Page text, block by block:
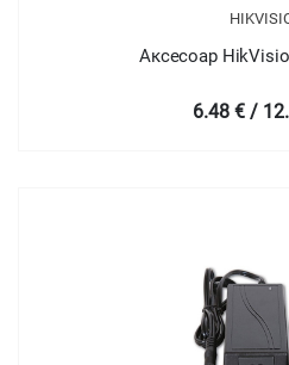
Аксесоар
6.48 € /